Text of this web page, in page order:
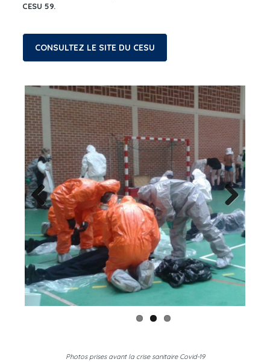
CESU 59.
CONSULTEZ LE SITE DU CESU
Previous Next
Photos prises avant la crise sanitaire Covid-19